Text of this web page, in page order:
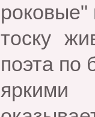
тоску
поэта по